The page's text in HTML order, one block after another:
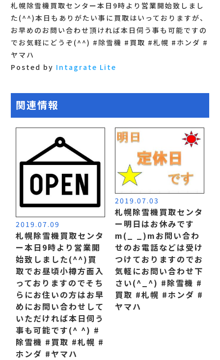
札幌除雪機買取センター本日9時より営業開始致しまし
た(^^) 本日もありがたい事に買取はいっておりますが、
お早めのお問い合わせ頂ければ本日伺う事も可能ですの
でお気軽にどうぞ(^^) #除雪機 #買取 #札幌 #ホンダ #
ヤマハ
Posted by Intagrate Lite
関連情報
2019.07.09
札幌除雪機買取センタ
ー本日9時より営業開
始致しました(^^) 買
取でお昼頃小樽方面入
っておりますのでそち
らにお住いの方はお早
めにお問い合わせして
いただければ本日伺う
事も可能です(^ ^) #
除雪機 #買取 #札幌 #
ホンダ #ヤマハ
2019.07.03
札幌除雪機買取センタ
ー明日はお休みです
m(_ _)m お問い合わ
せのお電話などは受け
つけておりますのでお
気軽にお問い合わせ下
さい(^_^) #除雪機 #
買取 #札幌 #ホンダ #
ヤマハ